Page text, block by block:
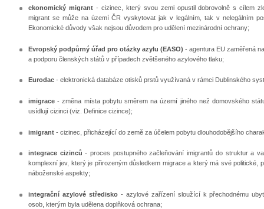
ekonomický migrant- cizinec, který svou zemi opustil dobrovolně s cílem
migrant se může na území ČR vyskytovat jak v legálním, tak v nelegálním
Ekonomické důvody však nejsou důvodem pro udělení mezinárodní ochrany;
Evropský podpůrný úřad pro otázky azylu (EASO) - agentura EU zaměřená
a podporu členských států v případech zvětšeného azylového tlaku;
Eurodac - elektronická databáze otisků prstů využívaná v rámci Dublinského
imigrace - změna místa pobytu směrem na území jiného než domovského
usídlují cizinci (viz. Definice cizince);
imigrant - cizinec, přicházející do země za účelem pobytu dlouhodobějšího
integrace cizinců - proces postupného začleňování imigrantů do struktur a
komplexní jev, který je přirozeným důsledkem migrace a který má své politické,
náboženské aspekty;
integrační azylové středisko- azylové zařízení sloužící k přechodnému
osob, kterým byla udělena doplňková ochrana;